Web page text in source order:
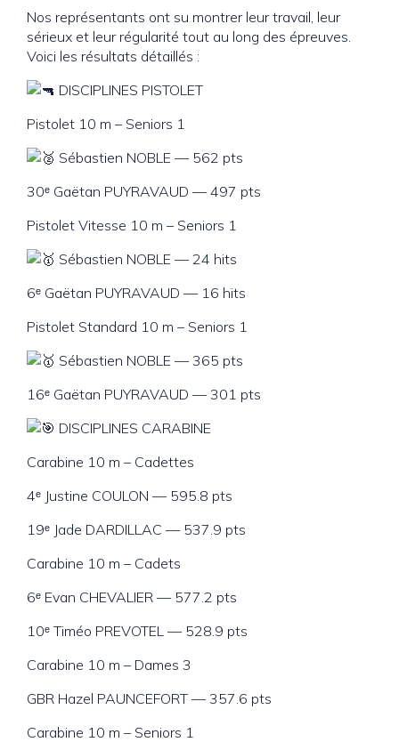
Nos représentants ont su montrer leur travail, leur
sérieux et leur régularité tout au long des épreuves.
Voici les résultats détaillés :
DISCIPLINES PISTOLET
Pistolet 10 m – Seniors 1
Sébastien NOBLE — 562 pts
30ᵉ Gaëtan PUYRAVAUD — 497 pts
Pistolet Vitesse 10 m – Seniors 1
Sébastien NOBLE — 24 hits
6ᵉ Gaëtan PUYRAVAUD — 16 hits
Pistolet Standard 10 m – Seniors 1
Sébastien NOBLE — 365 pts
16ᵉ Gaëtan PUYRAVAUD — 301 pts
DISCIPLINES CARABINE
Carabine 10 m – Cadettes
4ᵉ Justine COULON — 595.8 pts
19ᵉ Jade DARDILLAC — 537.9 pts
Carabine 10 m – Cadets
6ᵉ Evan CHEVALIER — 577.2 pts
10ᵉ Timéo PREVOTEL — 528.9 pts
Carabine 10 m – Dames 3
GBR Hazel PAUNCEFORT — 357.6 pts
Carabine 10 m – Seniors 1